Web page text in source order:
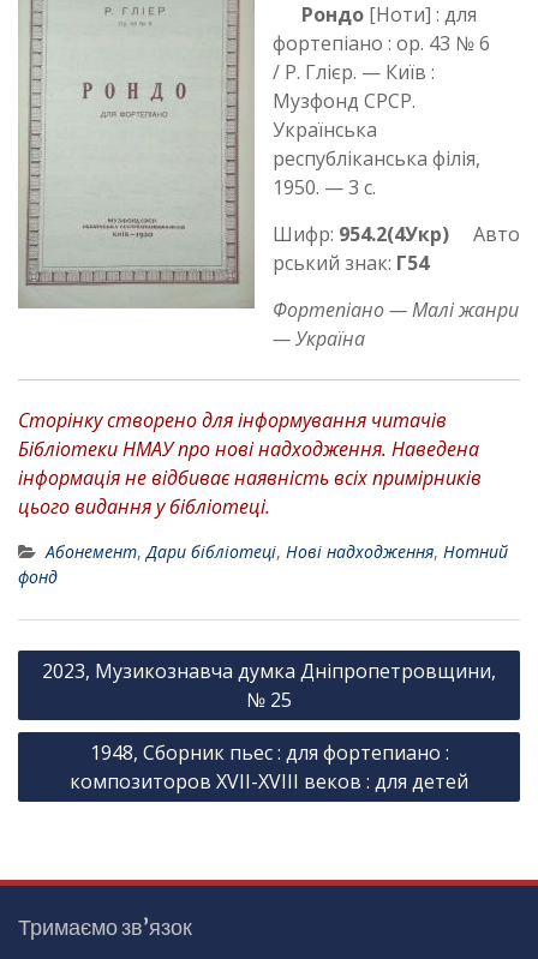
Рондо [Ноти] : для
фортепіано : ор. 43 № 6
/ Р. Глієр. — Київ :
Музфонд СРСР.
Українська
республіканська філія,
1950. — 3 с.
Шифр: 954.2(4Укр) Авто
рський знак: Г54
Фортепіано — Малі жанри
— Україна
Сторінку створено для інформування читачів
Бібліотеки НМАУ про нові надходження. Наведена
інформація не відбиває наявність всіх примірників
цього видання у бібліотеці.
Абонемент,Дари бібліотеці, Нові надходження, Нотний
фонд
Н
в
г
ц
я
2023, Музикознавча думка Дніпропетровщини,
№ 25
1948, Сборник пьес : для фортепиано :
композиторов XVII-XVIII веков : для детей
Тримаємо зв’язок